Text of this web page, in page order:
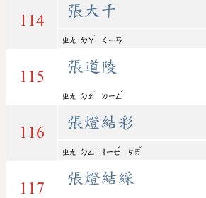
114
張大千
ㄓㄤ ㄉㄚ
ˋ
ㄑㄧㄢ
115
張道陵
ㄓㄤ ㄉㄠ
ˋ
ㄌㄧㄥ
ˊ
116
張燈結彩
ㄓㄤ ㄉㄥ ㄐㄧㄝ
ˊ
ㄘㄞ
ˇ
117
張燈結綵